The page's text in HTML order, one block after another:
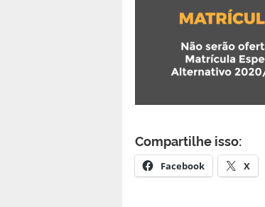
Compartilhe isso:
Facebook X